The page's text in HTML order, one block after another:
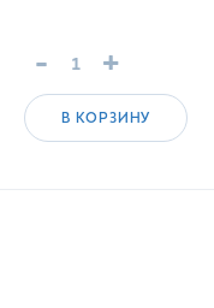
- +
В КОРЗИНУ